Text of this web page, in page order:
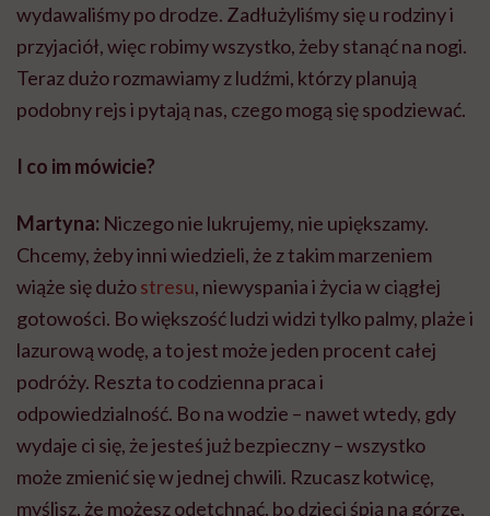
wydawaliśmy po drodze. Zadłużyliśmy się u rodziny i
przyjaciół, więc robimy wszystko, żeby stanąć na nogi.
Teraz dużo rozmawiamy z ludźmi, którzy planują
podobny rejs i pytają nas, czego mogą się spodziewać.
I co im mówicie?
Martyna: Niczego nie lukrujemy, nie upiększamy.
Chcemy, żeby inni wiedzieli, że z takim marzeniem
wiąże się dużostresu, niewyspania i życia w ciągłej
gotowości. Bo większość ludzi widzi tylko palmy, plaże i
lazurową wodę, a to jest może jeden procent całej
podróży. Reszta to codzienna praca i
odpowiedzialność. Bo na wodzie – nawet wtedy, gdy
wydaje ci się, że jesteś już bezpieczny – wszystko
może zmienić się w jednej chwili. Rzucasz kotwicę,
myślisz, że możesz odetchnąć, bo dzieci śpią na górze,